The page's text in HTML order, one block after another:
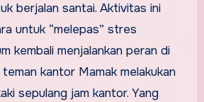
berjalan santai. Aktivitas ini
untuk “melepas” stres
kembali menjalankan peran di
kantor Mamak melakukan
sepulang jam kantor. Yang